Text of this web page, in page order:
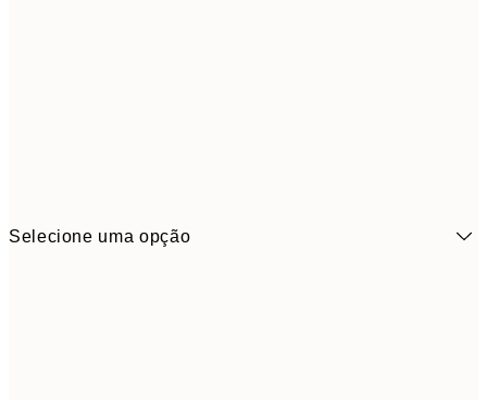
Selecione uma opção